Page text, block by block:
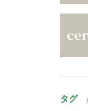
タグ